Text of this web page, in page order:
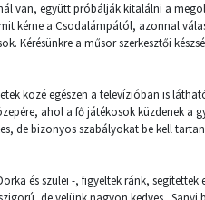
van, együtt próbálják kitalálni a
kérne a Csodalámpától, azonnal
Kérésünkre a műsor szerkesztői
közé egészen a televízióban is
ahol a fő játékosok küzdenek a
de bizonyos szabályokat be kell
és szülei -, figyeltek ránk,